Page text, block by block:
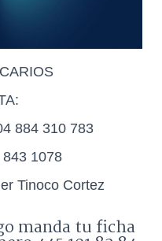
884 310 783
1078
Tinoco Cortez
manda tu ficha